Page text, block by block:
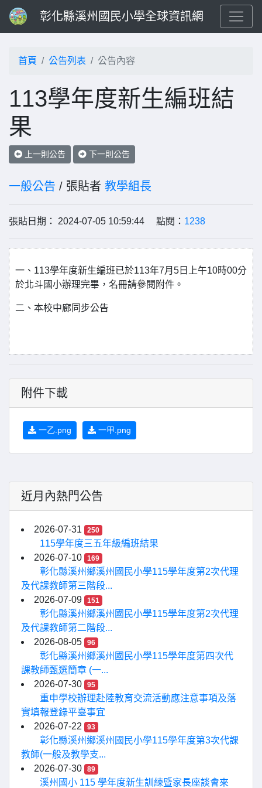
彰化縣溪州國民小學全球資訊網
首頁 公告列表 公告內容
113學年度新生編班結
果
上一則公告 下一則公告
一般公告 / 張貼者 教學組長
張貼日期： 2024-07-05 10:59:44 點閱： 1238
一、113學年度新生編班已於113年7月5日上午10時00分
於北斗國小辦理完畢，名冊請參閱附件。
二、本校中廊同步公告
附件下載
一乙.png 一甲.png
近月內熱門公告
2026-07-31 250
115學年度三五年級編班結果
2026-07-10
169
彰化縣溪州鄉溪州國民小學115學年度第2次代理
及代課教師第三階段...
2026-07-09
151
彰化縣溪州鄉溪州國民小學115學年度第2次代理
及代課教師第二階段...
2026-08-05
96
彰化縣溪州鄉溪州國民小學115學年度第四次代
課教師甄選簡章 (一...
2026-07-30
95
重申學校辦理赴陸教育交流活動應注意事項及落
實填報登錄平臺事宜
2026-07-22
93
彰化縣溪州鄉溪州國民小學115學年度第3次代課
教師(一般及教學支...
2026-07-30
89
溪州國小 115 學年度新生訓練暨家長座談會來